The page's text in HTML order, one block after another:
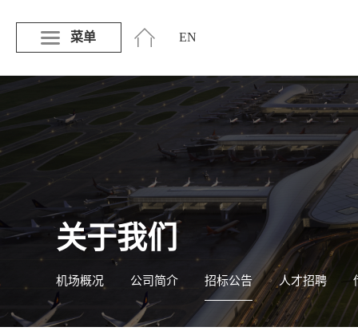
菜单 EN
关于我们
机场概况 公司简介 招标公告 人才招聘